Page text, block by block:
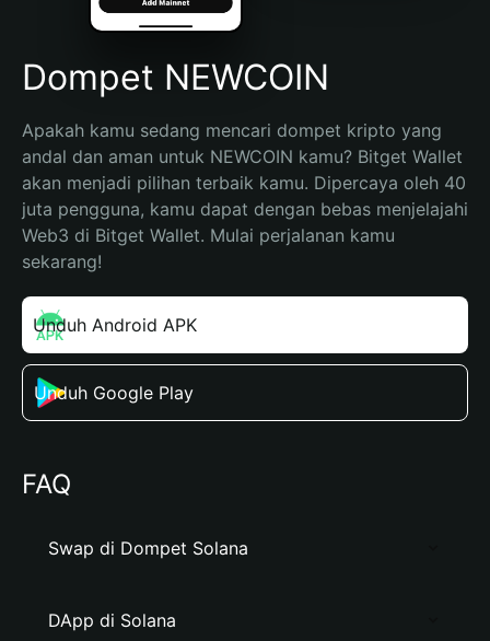
Español (Argentina)
Dompet NEWCOIN
Apakah kamu sedang mencari dompet kripto yang
andal dan aman untuk NEWCOIN kamu? Bitget Wallet
akan menjadi pilihan terbaik kamu. Dipercaya oleh 40
juta pengguna, kamu dapat dengan bebas menjelajahi
Web3 di Bitget Wallet. Mulai perjalanan kamu
sekarang!
Unduh Android APK
Unduh Google Play
FAQ
Swap di Dompet Solana
DApp di Solana